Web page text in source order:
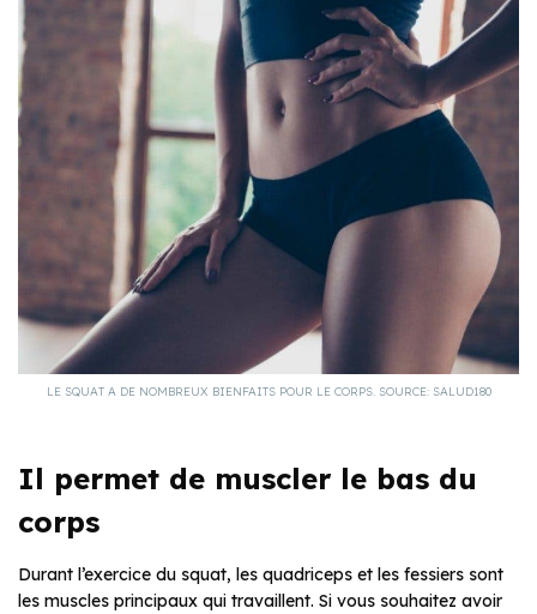
LE SQUAT A DE NOMBREUX BIENFAITS POUR LE CORPS. SOURCE: SALUD180
Il permet de muscler le bas du
corps
Durant l’exercice du squat, les quadriceps et les fessiers sont
les muscles principaux qui travaillent. Si vous souhaitez avoir